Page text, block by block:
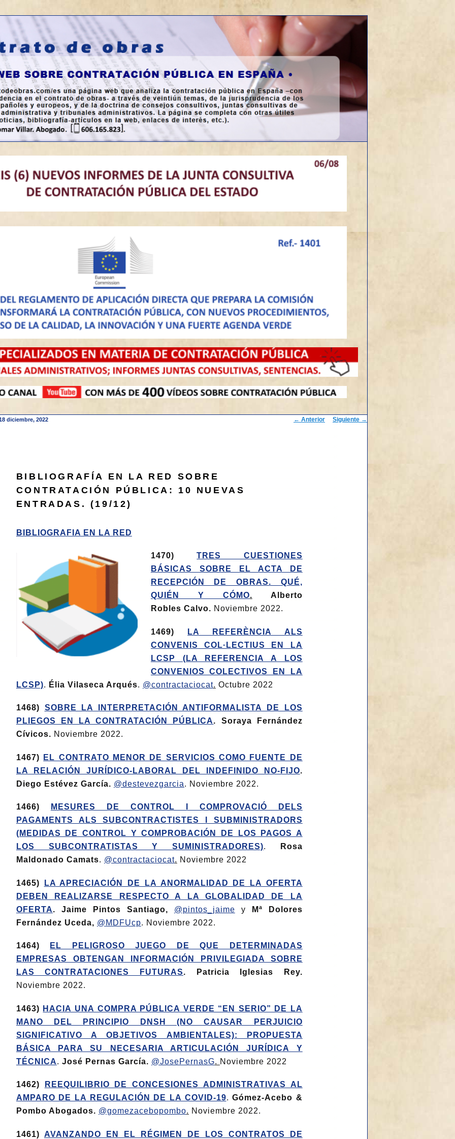
España.
Navegación
← Anterior Siguiente →
BIBLIOGRAFÍA EN LA RED SOBRE
CONTRATACIÓN PÚBLICA: 10 NUEVAS
ENTRADAS. (19/12)
diciembre, 2022
BIBLIOGRAFIA EN LA RED
1470)TRES CUESTIONES
BÁSICAS SOBRE EL ACTA DE
RECEPCIÓN DE OBRAS. QUÉ,
QUIÉN Y CÓMO. Alberto
Robles Calvo. Noviembre 2022.
1469)
LA REFERÈNCIA ALS
CONVENIS COL·LECTIUS EN LA
LCSP (LA REFERENCIA A LOS
CONVENIOS COLECTIVOS EN LA
LCSP). Élia Vilaseca Arqués. @contractaciocat. Octubre 2022
1468) SOBRE LA INTERPRETACIÓN ANTIFORMALISTA DE LOS
PLIEGOS EN LA CONTRATACIÓN PÚBLICA. Soraya Fernández
Cívicos. Noviembre 2022.
1467)
EL CONTRATO MENOR DE SERVICIOS COMO FUENTE DE
LA RELACIÓN JURÍDICO-LABORAL DEL INDEFINIDO NO-FIJO.
Diego Estévez García. @destevezgarcia. Noviembre 2022.
1466)
MESURES DE CONTROL I COMPROVACIÓ DELS
PAGAMENTS ALS SUBCONTRACTISTES I SUBMINISTRADORS
(MEDIDAS DE CONTROL Y COMPROBACIÓN DE LOS PAGOS A
LOS SUBCONTRATISTAS Y SUMINISTRADORES).
Rosa
Maldonado Camats. @contractaciocat. Noviembre 2022
1465)
LA APRECIACIÓN DE LA ANORMALIDAD DE LA OFERTA
DEBEN REALIZARSE RESPECTO A LA GLOBALIDAD DE LA
OFERTA. Jaime Pintos Santiago, @pintos_jaime y Mª Dolores
Fernández Uceda, @MDFUcp. Noviembre 2022.
1464)
EL PELIGROSO JUEGO DE QUE DETERMINADAS
EMPRESAS OBTENGAN INFORMACIÓN PRIVILEGIADA SOBRE
LAS CONTRATACIONES FUTURAS. Patricia Iglesias Rey.
Noviembre 2022.
1463) HACIA UNA COMPRA PÚBLICA VERDE “EN SERIO” DE LA
MANO DEL PRINCIPIO DNSH (NO CAUSAR PERJUICIO
SIGNIFICATIVO A OBJETIVOS AMBIENTALES): PROPUESTA
BÁSICA PARA SU NECESARIA ARTICULACIÓN JURÍDICA Y
TÉCNICA. José Pernas García. @JosePernasG. Noviembre 2022
1462)
REEQUILIBRIO DE CONCESIONES ADMINISTRATIVAS AL
AMPARO DE LA REGULACIÓN DE LA COVID-19.Gómez-Acebo &
Pombo Abogados. @gomezacebopombo. Noviembre 2022.
1461) AVANZANDO EN EL RÉGIMEN DE LOS CONTRATOS DE